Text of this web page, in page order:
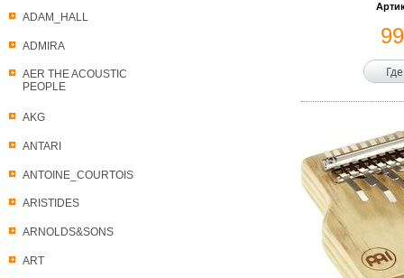
ADAM_HALL
ADMIRA
AER THE ACOUSTIC
PEOPLE
AKG
ANTARI
ANTOINE_COURTOIS
ARISTIDES
ARNOLDS&SONS
ART